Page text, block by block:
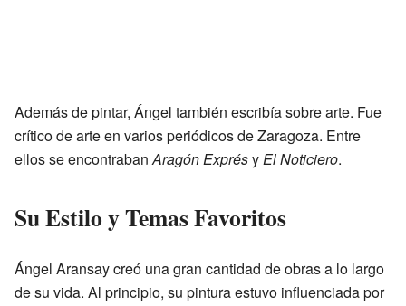
Además de pintar, Ángel también escribía sobre arte. Fue
crítico de arte en varios periódicos de Zaragoza. Entre
ellos se encontraban Aragón Exprésy El Noticiero.
Su Estilo y Temas Favoritos
Ángel Aransay creó una gran cantidad de obras a lo largo
de su vida. Al principio, su pintura estuvo influenciada por